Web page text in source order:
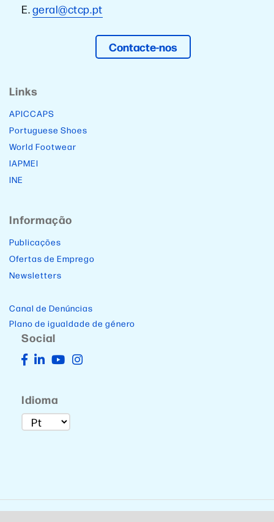
E.geral@ctcp.pt
Contacte-nos
Links
APICCAPS
Portuguese Shoes
World Footwear
IAPMEI
INE
Informação
Publicações
Ofertas de Emprego
Newsletters
Canal de Denúncias
Plano de igualdade de género
Social
Idioma